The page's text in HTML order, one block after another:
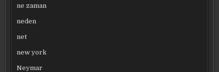
ne zaman
neden
net
new york
Neymar